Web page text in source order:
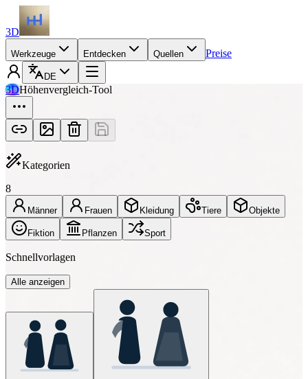
3D
Werkzeuge Entdecken Quellen Preise
DE
3DHöhenvergleich-Tool
Kategorien
8
Männer Frauen Kleidung Tiere Objekte
Fiktion Pflanzen Sport
Schnellvorlagen
Alle anzeigen